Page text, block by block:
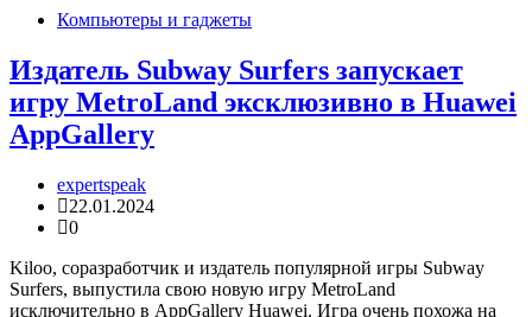
Компьютеры и гаджеты
Издатель Subway Surfers запускает
игру MetroLand эксклюзивно в Huawei
AppGallery
expertspeak
22.01.2024
0
Kiloo, соразработчик и издатель популярной игры Subway
Surfers, выпустила свою новую игру MetroLand
исключительно в AppGallery Huawei. Игра очень похожа на